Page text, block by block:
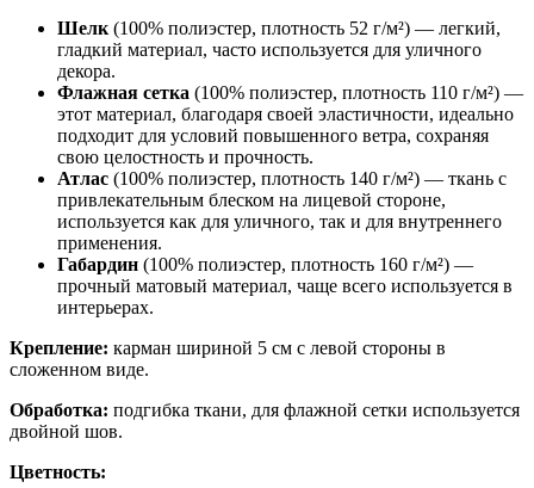
Шелк(100% полиэстер, плотность 52 г/м²) — легкий,
гладкий материал, часто используется для уличного
декора.
Флажная сетка (100% полиэстер, плотность 110 г/м²) —
этот материал, благодаря своей эластичности, идеально
подходит для условий повышенного ветра, сохраняя
свою целостность и прочность.
Атлас (100% полиэстер, плотность 140 г/м²) — ткань с
привлекательным блеском на лицевой стороне,
используется как для уличного, так и для внутреннего
применения.
Габардин (100% полиэстер, плотность 160 г/м²) —
прочный матовый материал, чаще всего используется в
интерьерах.
Крепление: карман шириной 5 см с левой стороны в
сложенном виде.
Обработка: подгибка ткани, для флажной сетки используется
двойной шов.
Цветность: